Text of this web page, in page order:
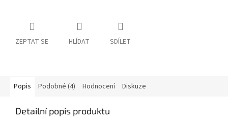
ZEPTAT SE HLÍDAT SDÍLET
Popis Podobné (4) Hodnocení Diskuze
Detailní popis produktu